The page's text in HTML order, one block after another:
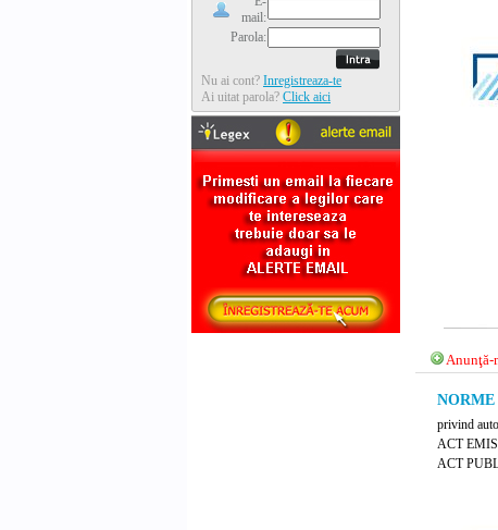
mail:
Parola:
Nu ai cont? Inregistreaza-te
Ai uitat parola? Click aici
Anunţă-
privind
ACT
ACT